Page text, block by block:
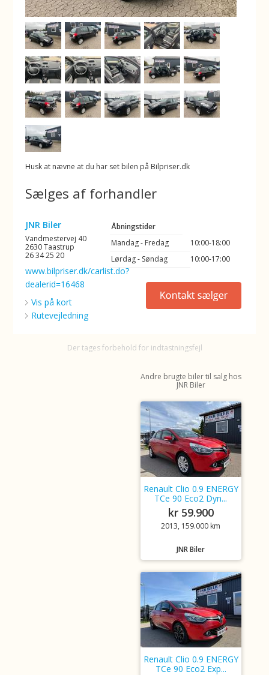
Husk at nævne at du har set bilen på Bilpriser.dk
Sælges af forhandler
JNR Biler
Vandmestervej 40
2630 Taastrup
26 34 25 20
www.bilpriser.dk/carlist.do?
dealerid=16468
Vis på kort
Rutevejledning
Åbningstider
Mandag - Fredag
10:00-18:00
Lørdag - Søndag
10:00-17:00
Der tages forbehold for indtastningsfejl
Andre brugte biler til salg hos
JNR Biler
Renault Clio 0.9 ENERGY
TCe 90 Eco2 Dyn...
kr 59.900
2013, 159.000 km
JNR Biler
Renault Clio 0.9 ENERGY
TCe 90 Eco2 Exp...